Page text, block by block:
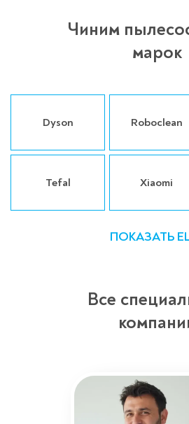
Чиним
марок
Dyson Roboclean
Tefal Xiaomi
ПОКАЗАТЬ
Все